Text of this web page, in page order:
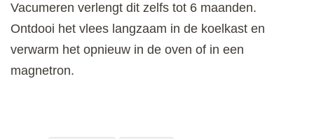
Vacumeren verlengt dit zelfs tot 6 maanden.
Ontdooi het vlees langzaam in de koelkast en
verwarm het opnieuw in de oven of in een
magnetron.